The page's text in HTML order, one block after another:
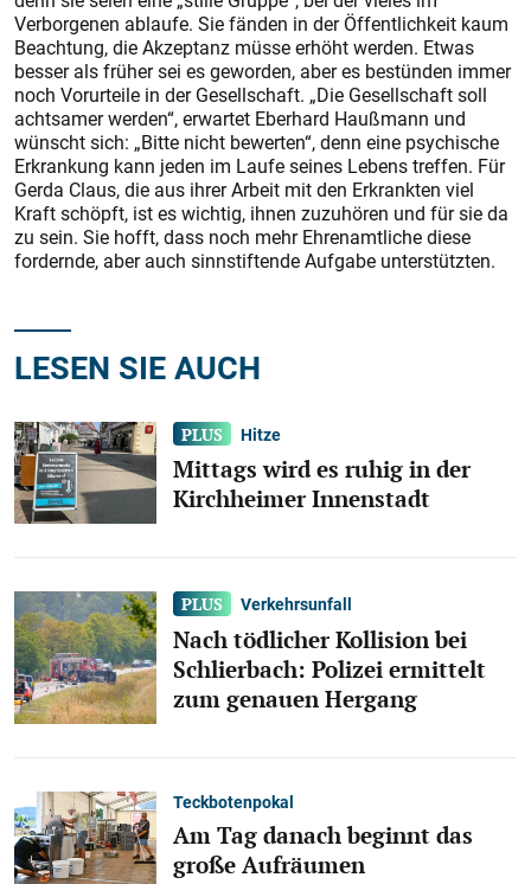
Verborgenen ablaufe. Sie fänden in der Öffentlichkeit kaum
Beachtung, die Akzeptanz müsse erhöht werden. Etwas
besser als früher sei es geworden, aber es bestünden immer
noch Vorurteile in der Gesellschaft. „Die Gesellschaft soll
achtsamer werden“, erwartet Eberhard Haußmann und
wünscht sich: „Bitte nicht bewerten“, denn eine psychische
Erkrankung kann jeden im Laufe seines Lebens treffen. Für
Gerda Claus, die aus ihrer Arbeit mit den Erkrankten viel
Kraft schöpft, ist es wichtig, ihnen zuzuhören und für sie da
zu sein. Sie hofft, dass noch mehr Ehrenamtliche diese
fordernde, aber auch sinnstiftende Aufgabe unterstützten.
LESEN SIE AUCH
Hitze
Mittags wird es ruhig in der
Kirchheimer Innenstadt
Verkehrsunfall
Nach tödlicher Kollision bei
Schlierbach: Polizei ermittelt
zum genauen Hergang
Teckbotenpokal
Am Tag danach beginnt das
große Aufräumen